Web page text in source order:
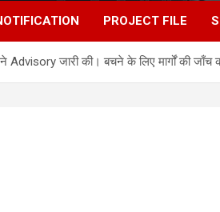
PROJECT FILE
जारी की। बचने के लिए मार्गों की जाँच